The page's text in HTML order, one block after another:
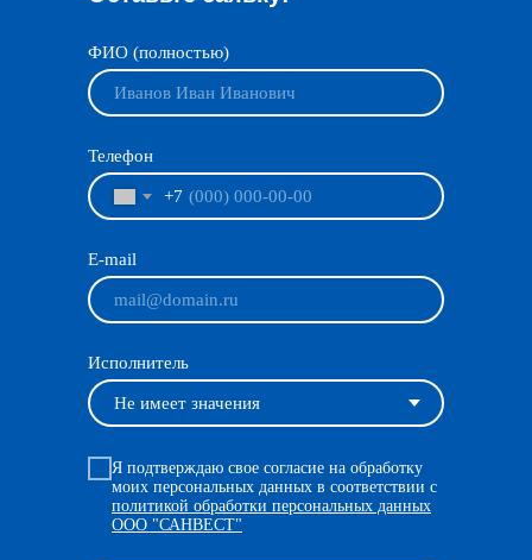
ФИО (полностью)
Телефон
+7
E-mail
Исполнитель
Я подтверждаю свое согласие на обработку
моих персональных данных в соответствии с
политикой обработки персональных данных
ООО "САНВЕСТ"